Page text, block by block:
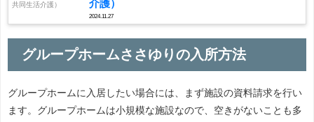
介護）
2024.11.27
グループホームささゆりの入所方法
グループホームに入居したい場合には、まず施設の資料請求を行い
ます。グループホームは小規模な施設なので、空きがないことも多